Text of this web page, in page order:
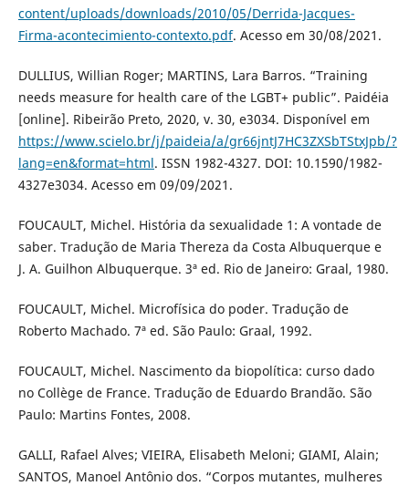
content/uploads/downloads/2010/05/Derrida-Jacques-
Firma-acontecimiento-contexto.pdf. Acesso em 30/08/2021.
DULLIUS, Willian Roger; MARTINS, Lara Barros. “Training
needs measure for health care of the LGBT+ public”. Paidéia
[online]. Ribeirão Preto, 2020, v. 30, e3034. Disponível em
https://www.scielo.br/j/paideia/a/gr66jntJ7HC3ZXSbTStxJpb/?
lang=en&format=html. ISSN 1982-4327. DOI: 10.1590/1982-
4327e3034. Acesso em 09/09/2021.
FOUCAULT, Michel. História da sexualidade 1: A vontade de
saber. Tradução de Maria Thereza da Costa Albuquerque e
J. A. Guilhon Albuquerque. 3ª ed. Rio de Janeiro: Graal, 1980.
FOUCAULT, Michel. Microfísica do poder. Tradução de
Roberto Machado. 7ª ed. São Paulo: Graal, 1992.
FOUCAULT, Michel. Nascimento da biopolítica: curso dado
no Collège de France. Tradução de Eduardo Brandão. São
Paulo: Martins Fontes, 2008.
GALLI, Rafael Alves; VIEIRA, Elisabeth Meloni; GIAMI, Alain;
SANTOS, Manoel Antônio dos. “Corpos mutantes, mulheres